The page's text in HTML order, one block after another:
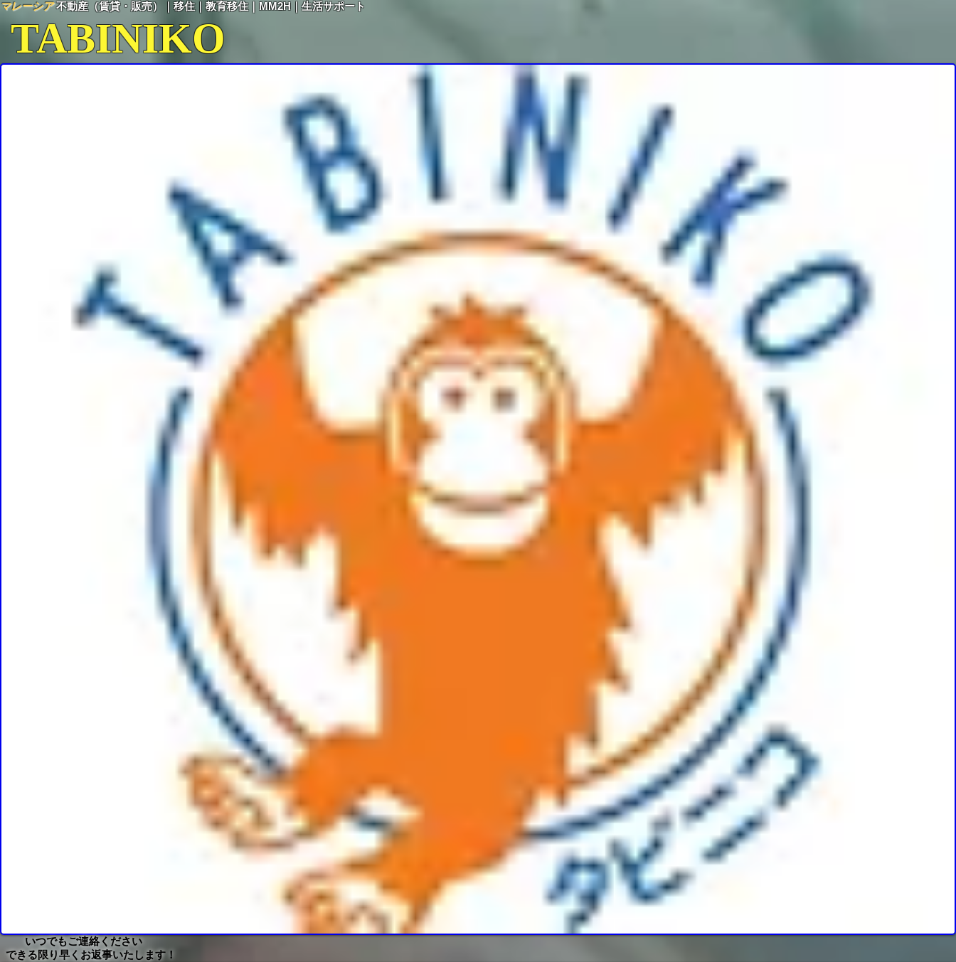
マレーシア不動産（賃貸・販売）｜移住｜教育移住｜MM2H｜生活サポート
TABINIKO
いつでもご連絡ください
できる限り早くお返事いたします​！